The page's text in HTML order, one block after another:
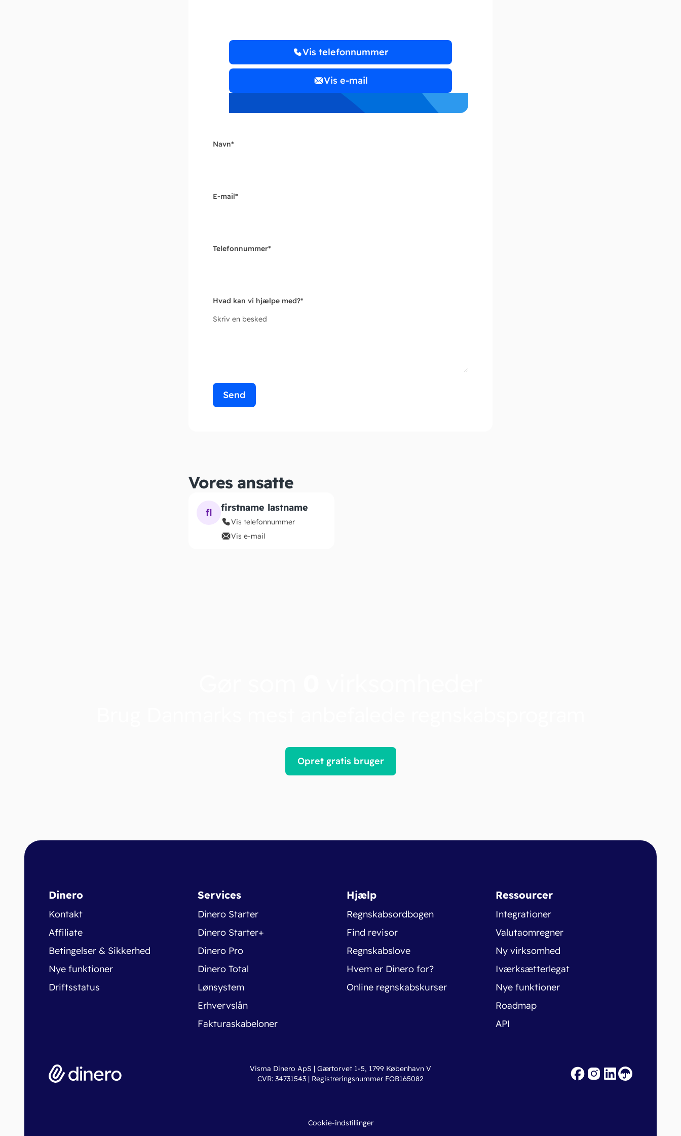
Vis telefonnummer
Vis e-mail
Navn*
E-mail*
Telefonnummer*
Hvad kan vi hjælpe med?*
Skriv en besked
Send
Vores ansatte
fl firstname lastname
Vis telefonnummer
Vis e-mail
Opret gratis bruger
Dinero
Kontakt
Affiliate
Betingelser & Sikkerhed
Nye funktioner
Driftsstatus
Services
Dinero Starter
Dinero Starter+
Dinero Pro
Dinero Total
Lønsystem
Erhvervslån
Fakturaskabeloner
Hjælp
Regnskabsordbogen
Find revisor
Regnskabslove
Hvem er Dinero for?
Online regnskabskurser
Ressourcer
Integrationer
Valutaomregner
Ny virksomhed
Iværksætterlegat
Nye funktioner
Roadmap
API
Visma Dinero ApS | Gærtorvet 1-5, 1799 København V
CVR: 34731543 | Registreringsnummer FOB165082
Cookie-indstillinger